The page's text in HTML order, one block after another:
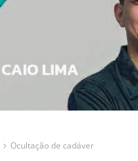
Ocultação de cadáver